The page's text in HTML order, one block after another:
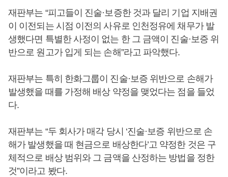
재판부는 “피고들이 진술·보증한 것과 달리 기업 지배권
이 이전되는 시점 이전의 사유로 인천정유에 채무가 발
생했다면 특별한 사정이 없는 한 그 금액이 진술·보증 위
반으로 원고가 입게 되는 손해”라고 파악했다.
재판부는 특히 한화그룹이 진술·보증 위반으로 손해가
발생했을 때를 가정해 배상 약정을 맺었다는 점을 들었
다.
재판부는 “두 회사가 매각 당시 ‘진술·보증 위반으로 손
해가 발생했을 때 현금으로 배상한다’고 약정한 것은 구
체적으로 배상 범위와 그 금액을 산정하는 방법을 정한
것”이라고 봤다.